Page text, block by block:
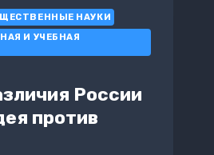
НАУКИ
И УЧЕБНАЯ
России
против